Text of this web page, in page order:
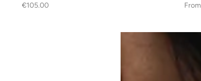
€105.00 From